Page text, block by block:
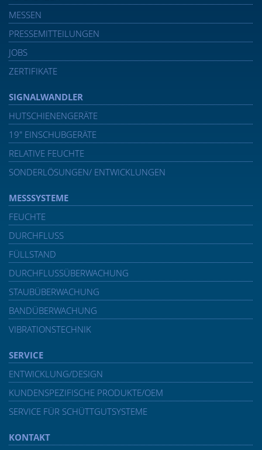
MESSEN
PRESSEMITTEILUNGEN
JOBS
ZERTIFIKATE
SIGNALWANDLER
HUTSCHIENENGERÄTE
19″ EINSCHUBGERÄTE
RELATIVE FEUCHTE
SONDERLÖSUNGEN/ ENTWICKLUNGEN
MESSSYSTEME
FEUCHTE
DURCHFLUSS
FÜLLSTAND
DURCHFLUSSÜBERWACHUNG
STAUBÜBERWACHUNG
BANDÜBERWACHUNG
VIBRATIONSTECHNIK
SERVICE
ENTWICKLUNG/DESIGN
KUNDENSPEZIFISCHE PRODUKTE/OEM
SERVICE FÜR SCHÜTTGUTSYSTEME
KONTAKT